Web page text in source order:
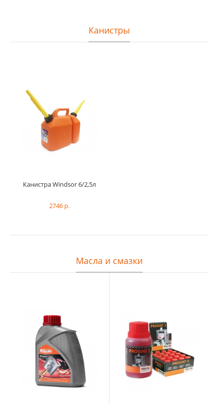
Канистры
Канистра Windsor 6/2,5л
2746 р.
Масла и смазки